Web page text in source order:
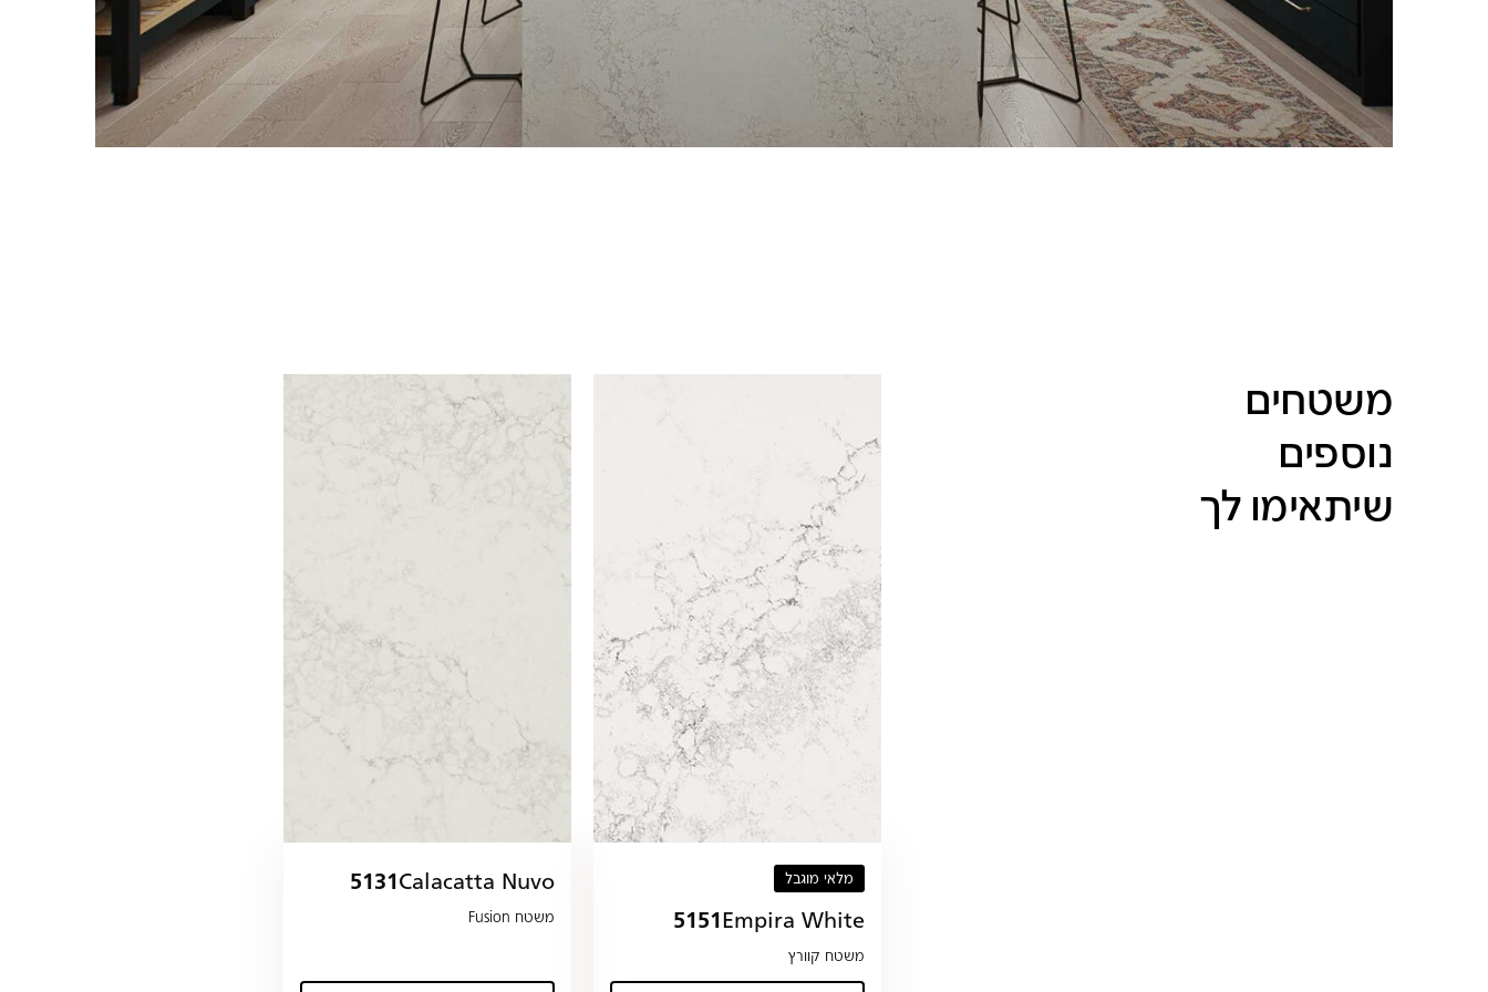
משטחים
נוספים
שיתאימו לך
Skip Colors Gallery
מלאי מוגבל
5151Empira White
משטח קוורץ
5131Calacatta Nuvo
משטח Fusion